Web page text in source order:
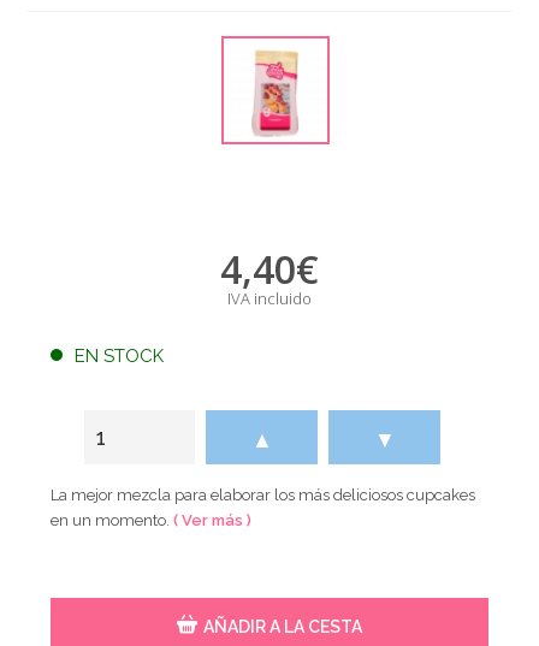
4,40€
IVA incluido
EN STOCK
▲ ▼
La mejor mezcla para elaborar los más deliciosos cupcakes
en un momento.( Ver más )
AÑADIR A LA CESTA